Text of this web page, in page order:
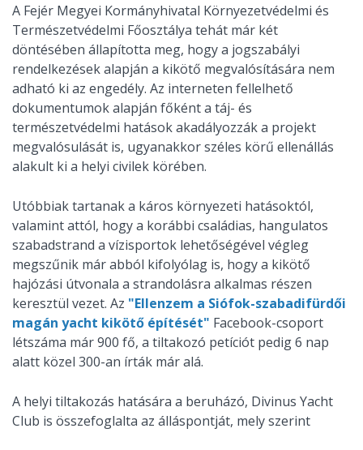
A Fejér Megyei Kormányhivatal Környezetvédelmi és
Természetvédelmi Főosztálya tehát már két
döntésében állapította meg, hogy a jogszabályi
rendelkezések alapján a kikötő megvalósítására nem
adható ki az engedély. Az interneten fellelhető
dokumentumok alapján főként a táj- és
természetvédelmi hatások akadályozzák a projekt
megvalósulását is, ugyanakkor széles körű ellenállás
alakult ki a helyi civilek körében.
Utóbbiak tartanak a káros környezeti hatásoktól,
valamint attól, hogy a korábbi családias, hangulatos
szabadstrand a vízisportok lehetőségével végleg
megszűnik már abból kifolyólag is, hogy a kikötő
hajózási útvonala a strandolásra alkalmas részen
keresztül vezet. Az "Ellenzem a Siófok-szabadifürdői
magán yacht kikötő építését" Facebook-csoport
létszáma már 900 fő, a tiltakozó petíciót pedig 6 nap
alatt közel 300-an írták már alá.
A helyi tiltakozás hatására a beruházó, Divinus Yacht
Club is összefoglalta az álláspontját, mely szerint